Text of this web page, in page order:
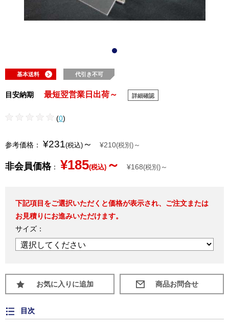
基本送料 代引き不可
目安納期 最短翌営業日出荷～ 詳細確認
(0)
参考価格： ¥231(税込) ～ ¥210(税別) ～
非会員価格： ¥185(税込) ～ ¥168(税別) ～
下記項目をご選択いただくと価格が表示され、ご注文または
お見積りにお進みいただけます。
サイズ：
お気に入りに追加
目次